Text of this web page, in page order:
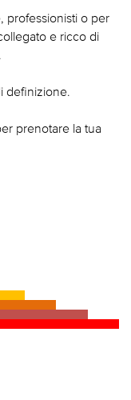
professionisti o per
e ricco di
definizione.
prenotare la tua